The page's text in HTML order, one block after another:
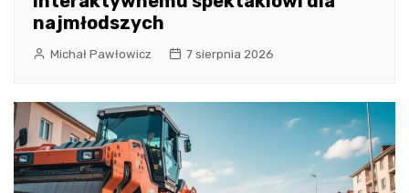
najmłodszych
Michał Pawłowicz 7 sierpnia 2026